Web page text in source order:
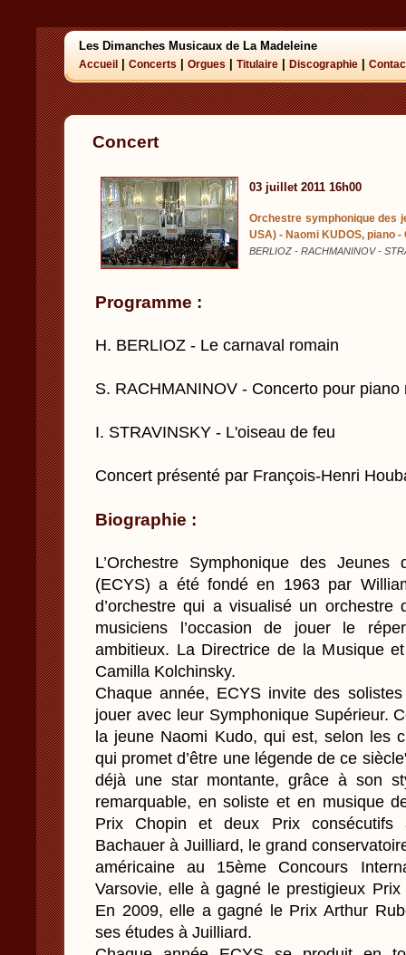
Les Dimanches Musicaux de La Madeleine
Accueil Concerts Orgues Titulaire Discographie
Concert
03 juillet 2011 16h00
Orchestre symphonique des
USA) - Naomi KUDOS, piano
BERLIOZ - RACHMANINOV -
Programme :
H. BERLIOZ - Le carnaval romain
S. RACHMANINOV - Concerto pour piano
I. STRAVINSKY - L'oiseau de feu
Concert présenté par François-Henri
Biographie :
L’Orchestre Symphonique des
(ECYS) a été fondé en 1963 par
d’orchestre qui a visualisé un orchestre
musiciens l’occasion de jouer le
ambitieux. La Directrice de la Musique
Camilla Kolchinsky.
Chaque année, ECYS invite des
jouer avec leur Symphonique Supérieur.
la jeune Naomi Kudo, qui est, selon les
qui promet d’être une légende de ce
déjà une star montante, grâce à son
remarquable, en soliste et en musique
Prix Chopin et deux Prix consécutifs
Bachauer à Juilliard, le grand
américaine au 15ème Concours
Varsovie, elle à gagné le prestigieux
En 2009, elle a gagné le Prix Arthur
ses études à Juilliard.